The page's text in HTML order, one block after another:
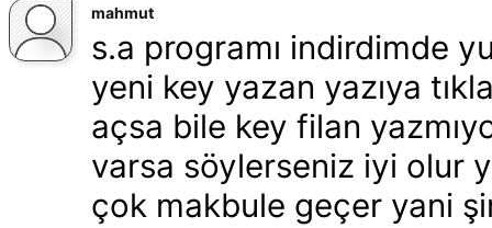
mahmut
s.a programı indirdimde
yeni key yazan yazıya
açsa bile key filan
varsa söylerseniz iyi olur
çok makbule geçer yani